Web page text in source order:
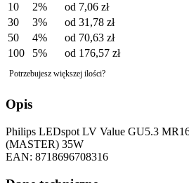
10
2% od 7,06 zł
30
3% od 31,78 zł
50
4% od 70,63 zł
100
5% od 176,57 zł
Potrzebujesz większej ilości?
Opis
Philips LEDspot LV Value GU5.3
(MASTER) 35W
EAN: 8718696708316